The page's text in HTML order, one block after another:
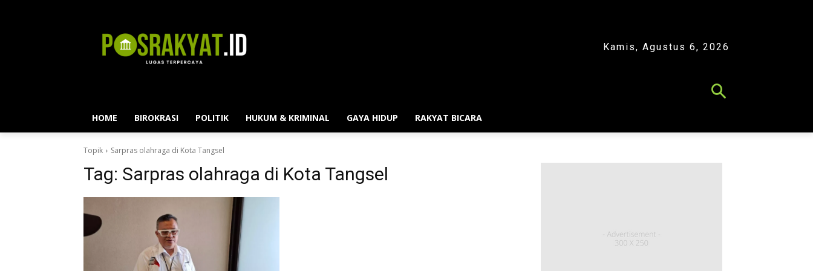
Kamis, Agustus 6, 2026
HOME BIROKRASI POLITIK HUKUM & KRIMINAL GAYA HIDUP RAKYAT BICARA
Topik Sarpras olahraga di Kota Tangsel
Tag: Sarpras olahraga di Kota Tangsel